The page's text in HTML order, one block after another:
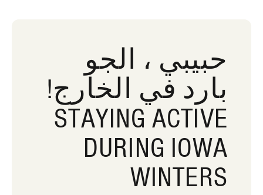
حبيبي ، الجو
بارد في الخارج!
STAYING ACTIVE
DURING IOWA
WINTERS